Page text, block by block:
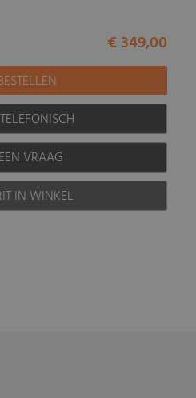
€ 349,00
VRAAG
IN WINKEL